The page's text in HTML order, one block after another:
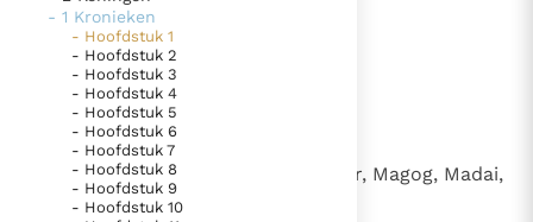
Berichten
Denzinger
Nieuwste Documenten
5. Het gebed van de Kerk
In Christus wordt onze honger vervuld
- 1 Kronieken
- Hoofdstuk 1
- Hoofdstuk 2
- Hoofdstuk 3
- Hoofdstuk 4
- Hoofdstuk 5
- Hoofdstuk 6
- Hoofdstuk 7
- Hoofdstuk 8
- Hoofdstuk 9
- Hoofdstuk 10
Kenan, Mahalalel, Jered,
Henoch, Metuselach, Lamech,
Noach, Sem, Cham en Jafet.
De zonen van Jafet waren Gomer, Magog, Madai,
Jawan, Tubal, Mesek en Tiras.